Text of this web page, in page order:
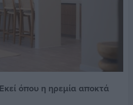
όπου η ηρεμία αποκτά